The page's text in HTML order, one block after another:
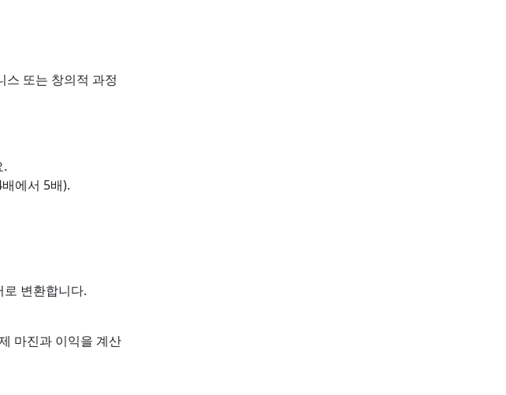
스 또는 창의적 과정
.
에서 5배).
변환합니다.
마진과 이익을 계산